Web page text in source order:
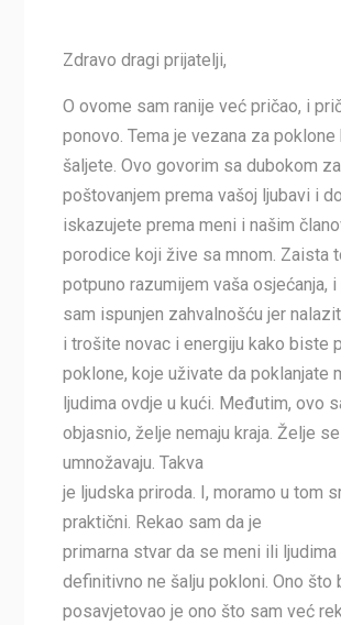
Zdravo dragi prijatelji,
O ovome sam ranije već pričao, i
ponovo. Tema je vezana za poklone
šaljete. Ovo govorim sa dubokom
poštovanjem prema vašoj ljubavi i
iskazujete prema meni i našim
porodice koji žive sa mnom. Zaista
potpuno razumijem vaša osjećanja,
sam ispunjen zahvalnošću jer
i trošite novac i energiju kako biste
poklone, koje uživate da poklanjate
ljudima ovdje u kući. Međutim, ovo
objasnio, želje nemaju kraja. Želje
umnožavaju. Takva
je ljudska priroda. I, moramo u tom
praktični. Rekao sam da je
primarna stvar da se meni ili ljudima
definitivno ne šalju pokloni. Ono što
posavjetovao je ono što sam već